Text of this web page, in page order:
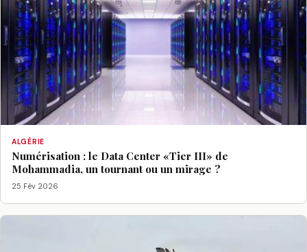
ALGÉRIE
Numérisation : le Data Center «Tier III» de
Mohammadia, un tournant ou un mirage ?
25 Fév 2026